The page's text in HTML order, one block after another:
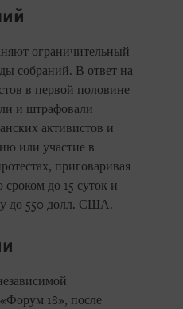
ограничительный
собраний. В ответ на
в первой половине
и штрафовали
активистов и
или участие в
приговаривая
до 15 суток и
до 550 долл. США.
18», после